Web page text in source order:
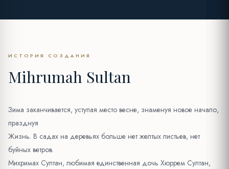
ИСТОРИЯ СОЗДАНИЯ
Mihrumah Sultan
Зима заканчивается, уступая место весне, знаменуя новое начало,
празднуя
Жизнь. В садах на деревьях больше нет желтых листьев, нет
буйных ветров.
Михримах Султан, любимая единственная дочь Хюррем Султан,